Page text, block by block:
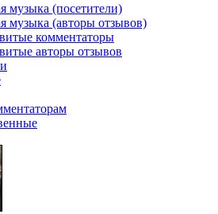
музыка (посетители)
музыка (авторы отзывов)
комментаторы
авторы отзывов